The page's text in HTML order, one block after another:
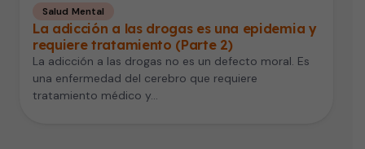
Salud Mental
La adicción a las drogas es una epidemia y
requiere tratamiento (Parte 2)
La adicción a las drogas no es un defecto moral. Es
una enfermedad del cerebro que requiere
tratamiento médico y…